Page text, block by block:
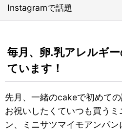
Instagramで話題
毎月、卵.乳アレルギ
ています！
先月、一緒のcakeで初めて
お祝いしたくていつも買う
ン、ミニサツマイモアンパ